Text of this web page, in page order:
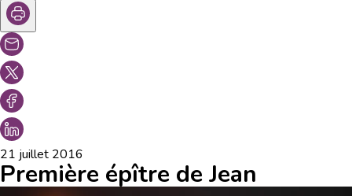
21 juillet 2016
Première épître de Jean